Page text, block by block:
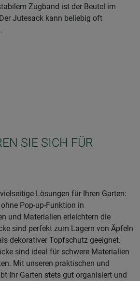
Zugband ist der Beutel im
Jutesack kann beliebig oft
SIE SICH FÜR
Lösungen für Ihren Garten:
Pop-up-Funktion in
und Materialien erleichtern die
sind perfekt zum Lagern von Äpfeln
dekorativer Topfschutz geeignet.
sind ideal für schwere Materialien
Mit unseren praktischen und
Ihr Garten stets gut organisiert und